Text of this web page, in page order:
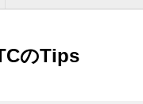
のTips